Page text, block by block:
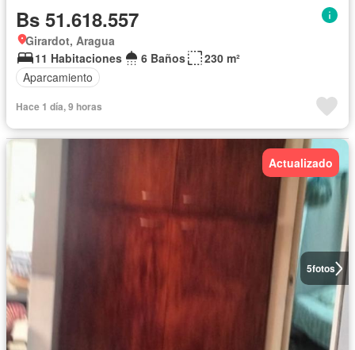
Bs 51.618.557
Girardot, Aragua
11 Habitaciones
6 Baños
230 m²
Aparcamiento
Hace 1 día, 9 horas
5fotos
Actualizado